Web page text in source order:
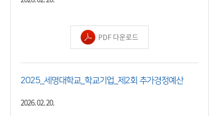
PDF 다운로드
2025_세명대학교_학교기업_제2회 추가경정예산
2026. 02. 20.